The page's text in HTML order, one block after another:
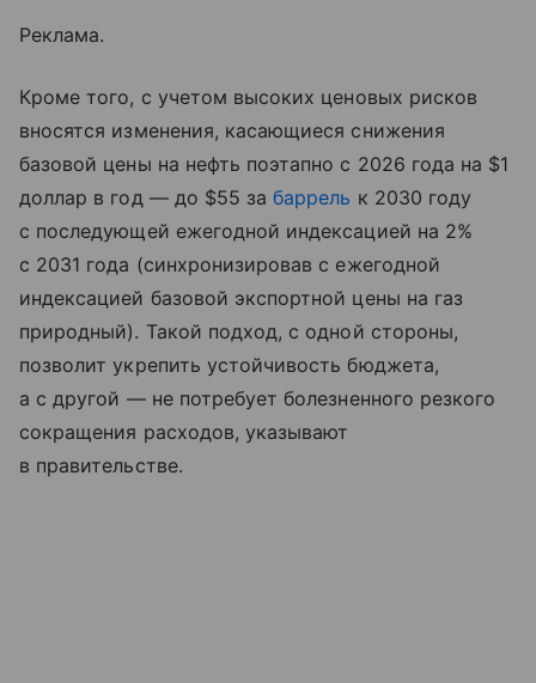
Реклама.
Кроме того, с учетом высоких ценовых рисков
вносятся изменения, касающиеся снижения
базовой цены на нефть поэтапно с 2026 года на $1
доллар в год — до $55 забаррель к 2030 году
с последующей ежегодной индексацией на 2%
с 2031 года (синхронизировав с ежегодной
индексацией базовой экспортной цены на газ
природный). Такой подход, с одной стороны,
позволит укрепить устойчивость бюджета,
а с другой — не потребует болезненного резкого
сокращения расходов, указывают
в правительстве.